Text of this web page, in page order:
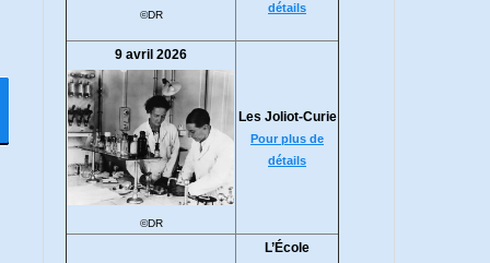
©DR
détails
9 avril 2026
©DR
Les Joliot-Curie
Pour plus de
détails
L’École